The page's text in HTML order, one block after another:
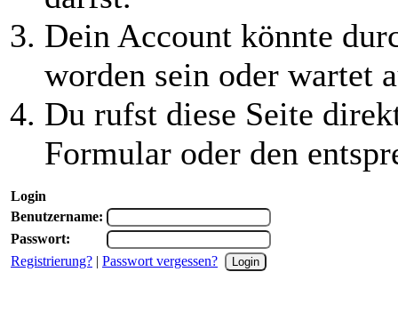
Dein Account könnte
worden sein oder wartet
Du rufst diese Seite
Formular oder den
Login
Benutzername:
Passwort:
Registrierung? | Passwort vergessen?